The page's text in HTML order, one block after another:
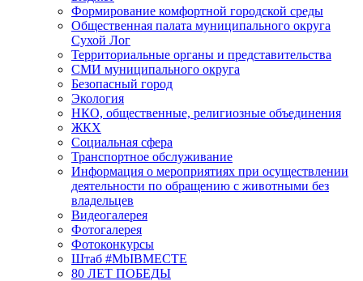
Формирование комфортной городской среды
Общественная палата муниципального округа
Сухой Лог
Территориальные органы и представительства
СМИ муниципального округа
Безопасный город
Экология
НКО, общественные, религиозные объединения
ЖКХ
Социальная сфера
Транспортное обслуживание
Информация о мероприятиях при осуществлении
деятельности по обращению с животными без
владельцев
Видеогалерея
Фотогалерея
Фотоконкурсы
Штаб #MbIBMECTE
80 ЛЕТ ПОБЕДЫ